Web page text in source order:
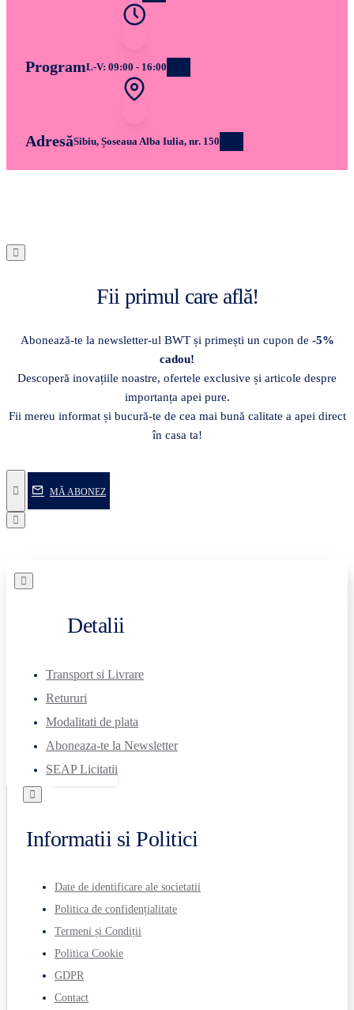
ProgramL-V: 09:00 - 16:00
AdresăSibiu, Șoseaua Alba Iulia, nr. 150
Fii primul care află!
Abonează-te la newsletter-ul BWT și primești un cupon de -5%
cadou!
Descoperă inovațiile noastre, ofertele exclusive și articole despre
importanța apei pure.
Fii mereu informat și bucură-te de cea mai bună calitate a apei direct
în casa ta!
MĂ ABONEZ
Detalii
Transport si Livrare
Retururi
Modalitati de plata
Aboneaza-te la Newsletter
SEAP Licitatii
Informatii si Politici
Date de identificare ale societatii
Politica de confidențialitate
Termeni și Condiții
Politica Cookie
GDPR
Contact